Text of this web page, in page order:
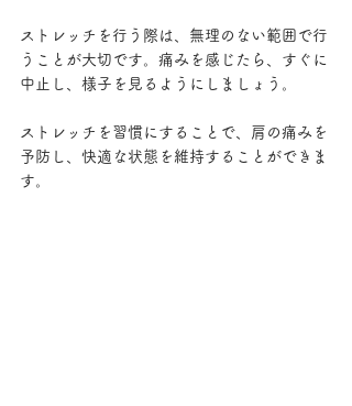
ストレッチを行う際は、無理のない範囲で行
うことが大切です。痛みを感じたら、すぐに
中止し、様子を見るようにしましょう。
ストレッチを習慣にすることで、肩の痛みを
予防し、快適な状態を維持することができま
す。